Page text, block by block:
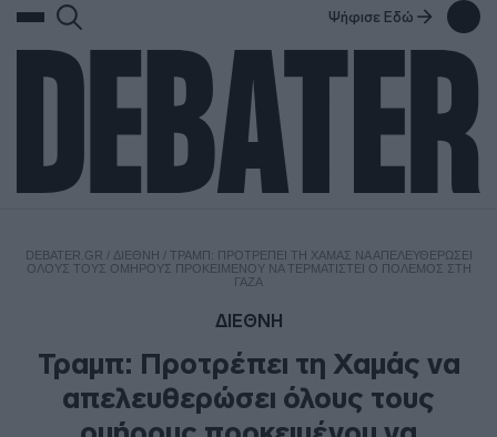
Ψήφισε Εδώ
DEBATER.GR / ΔΙΕΘΝΗ / ΤΡΑΜΠ: ΠΡΟΤΡΈΠΕΙ ΤΗ ΧΑΜΆΣ ΝΑ ΑΠΕΛΕΥΘΕΡΏΣΕΙ
ΌΛΟΥΣ ΤΟΥΣ ΟΜΉΡΟΥΣ ΠΡΟΚΕΙΜΈΝΟΥ ΝΑ ΤΕΡΜΑΤΙΣΤΕΊ Ο ΠΌΛΕΜΟΣ ΣΤΗ
ΓΆΖΑ
ΔΙΕΘΝΗ
Τραμπ: Προτρέπει τη Χαμάς να
απελευθερώσει όλους τους